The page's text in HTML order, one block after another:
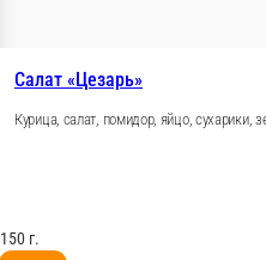
Салат «Цезарь»
Курица, салат, помидор, яйцо, сухарики,
150 г.